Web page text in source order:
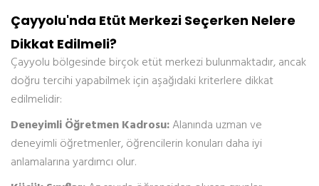
Çayyolu'nda Etüt Merkezi Seçerken Nelere
Dikkat Edilmeli?
Çayyolu bölgesinde birçok etüt merkezi bulunmaktadır, ancak
doğru tercihi yapabilmek için aşağıdaki kriterlere dikkat
edilmelidir:
Deneyimli Öğretmen Kadrosu:Alanında uzman ve
deneyimli öğretmenler, öğrencilerin konuları daha iyi
anlamalarına yardımcı olur.